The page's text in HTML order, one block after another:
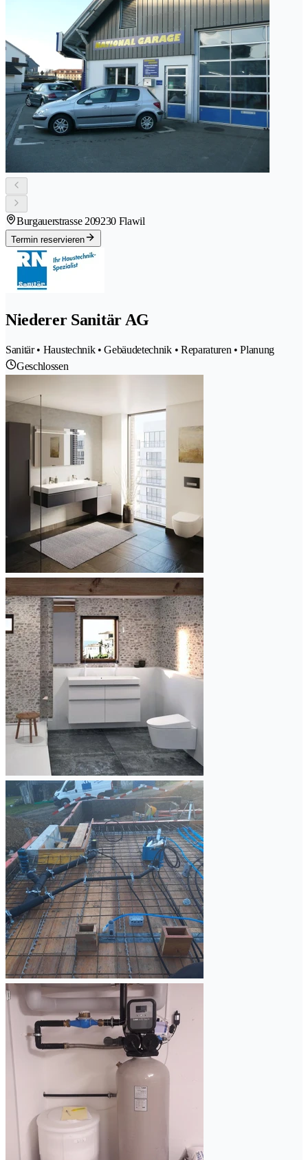
Burgauerstrasse 209230 Flawil
Termin reservieren
Niederer Sanitär AG
Sanitär • Haustechnik • Gebäudetechnik • Reparaturen • Planung
Geschlossen